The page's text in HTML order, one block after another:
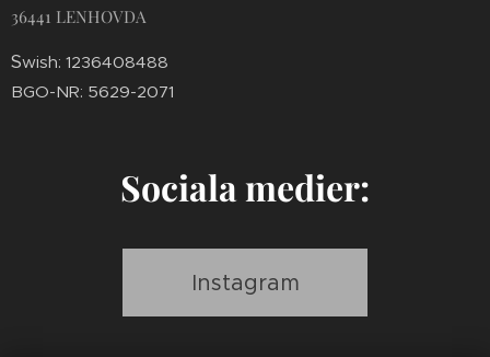
36441 LENHOVDA
Swish: 1236408488
BGO-NR: 5629-2071
Sociala medier:
Instagram